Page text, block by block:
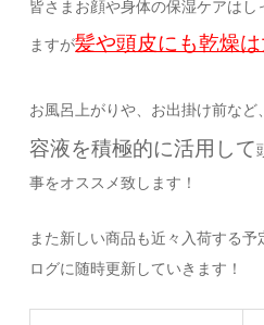
皆さまお顔や身体の保湿ケアは
ますが髪や頭皮にも乾燥
お風呂上がりや、お出掛け前など、
容液を積極的に活用して
事をオススメ致します！
また新しい商品も近々入荷する
ログに随時更新していきます！